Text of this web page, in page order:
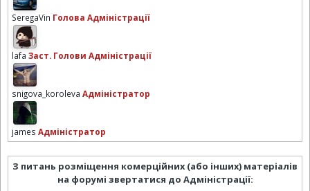
SeregaVin Голова Адміністрації
lafa Заст. Голови Адміністрації
snigova_koroleva Адміністратор
james Адміністратор
З питань розміщення комерційних (або інших) матеріалів
на форумі звертатися до Адміністрації: